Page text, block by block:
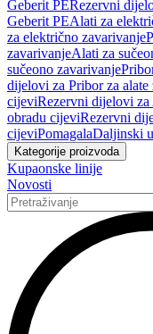
Geberit PERezervni
Geberit PEAlati za
za električno zavarivanje
zavarivanjeAlati za
sučeono zavarivanje
dijelovi za Pribor za alate
cijeviRezervni dijelovi
obradu cijeviRezervni
cijeviPomagalaDaljinski
Kategorije proizvoda
Kupaonske linije
Novosti